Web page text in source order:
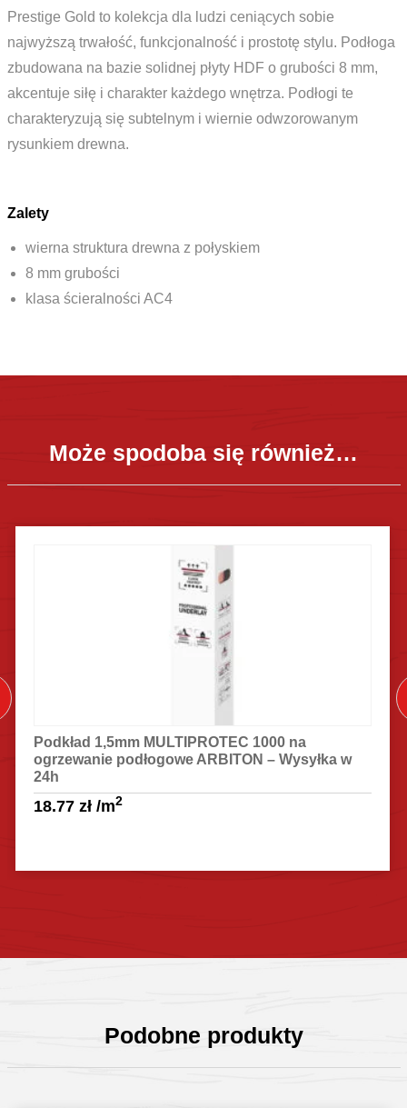
Prestige Gold to kolekcja dla ludzi ceniących sobie
najwyższą trwałość, funkcjonalność i prostotę stylu. Podłoga
zbudowana na bazie solidnej płyty HDF o grubości 8 mm,
akcentuje siłę i charakter każdego wnętrza. Podłogi te
charakteryzują się subtelnym i wiernie odwzorowanym
rysunkiem drewna.
Zalety
wierna struktura drewna z połyskiem
8 mm grubości
klasa ścieralności AC4
Może spodoba się również…
Podkład 1,5mm MULTIPROTEC 1000 na
ogrzewanie podłogowe ARBITON – Wysyłka w
24h
18.77 zł/m2
Podobne produkty